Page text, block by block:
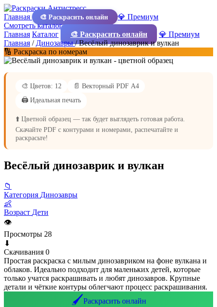
Главная 🎨 Раскрасить онлайн
💎 Премиум
Смотреть каталог
Главная Каталог 🎨 Раскрасить онлайн
💎 Премиум
Главная / Динозавры/Весёлый динозаврик и вулкан
🔢 Раскраска по номерам
🎨 Цветов: 12
📄 Векторный PDF А4
🖨️ Идеальная печать
⬆️ Цветной образец — так будет выглядеть готовая работа.
Скачайте PDF с контурами и номерами, распечатайте и
раскрасьте!
Весёлый динозаврик и вулкан
📁
Категория Динозавры
👶
Возраст Дети
👁
Просмотры 28
⬇
Скачивания 0
Простая раскраска с милым динозавриком на фоне вулкана и
облаков. Идеально подходит для маленьких детей, которые
только учатся раскрашивать и любят динозавров. Крупные
детали и чёткие контуры облегчают процесс раскрашивания.
🖌️Раскрасить онлайн